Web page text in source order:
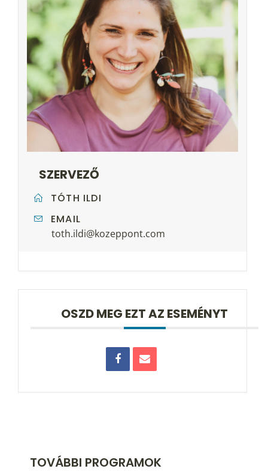
SZERVEZŐ
TÓTH ILDI
EMAIL
toth.ildi@kozeppont.com
OSZD MEG EZT AZ ESEMÉNYT
TOVÁBBI PROGRAMOK